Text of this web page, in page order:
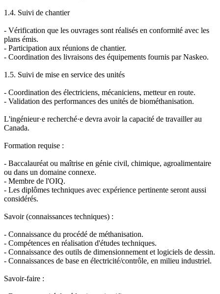
1.4. Suivi de chantier
- Vérification que les ouvrages sont réalisés en conformité avec les
plans émis.
- Participation aux réunions de chantier.
- Coordination des livraisons des équipements fournis par Naskeo.
1.5. Suivi de mise en service des unités
- Coordination des électriciens, mécaniciens, metteur en route.
- Validation des performances des unités de biométhanisation.
L'ingénieur·e recherché·e devra avoir la capacité de travailler au
Canada.
Formation requise :
- Baccalauréat ou maîtrise en génie civil, chimique, agroalimentaire
ou dans un domaine connexe.
- Membre de l'OIQ.
- Les diplômes techniques avec expérience pertinente seront aussi
considérés.
Savoir (connaissances techniques) :
- Connaissance du procédé de méthanisation.
- Compétences en réalisation d'études techniques.
- Connaissance des outils de dimensionnement et logiciels de dessin.
- Connaissances de base en électricité/contrôle, en milieu industriel.
Savoir-faire :